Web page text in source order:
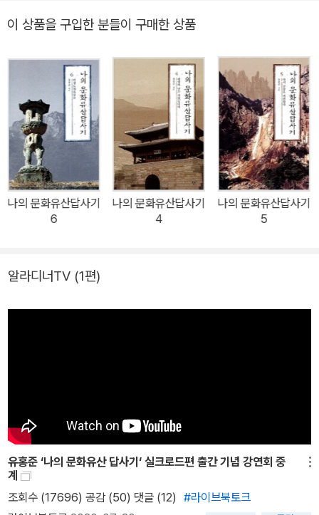
관객》, 답사기로 《나의 문화유산 답사기》 시리즈, 《국토박물관 순례》
등이 있다. 간행물윤리위 출판저작상(1998), 제18회 만해문학상(2
003) 등을 수상했다.
그 깊이와 집중도 또한 답사기의 새로운 지평을 열었다고 할 정도이
다. 이미 전국민의 휴양지에서 세계적인 관광지로 발돋움한 제주, 누
구나 한번쯤 가보았고 누구나 잘 아는 곳이라 생각하는 제주, 그 구석
구석에 숨어 있는 자연의 아름다움과 문화유산의 가치를 이처럼 총체
적으로 집약해놓은 경우는 찾아보기 힘들다. 이번 제주편 ‘돌하르방
어디 감수광’은 제주에 대한 새로운 발견을 통해서 우리에게 제주를
보는 새로운 눈을 일깨워줄 것이다. ‘제주허씨’를 위한 제주 안내서 국
내 여행안내서 중에서도 제주 안내 책자는 압도적으로 많으며 최근에
는 올레길의 유행과 더불어 제주를 경험하는 다양한 방법이 소개되고
있다. 그러나 아직까지도 제주 여행의 대부분은 유명 관광지 위주로
정이다. 이 책은 차를 빌려 자유롭게 제주를 여행하는 렌터카 이용객,
의 틀에 박힌 여행을 벗어나서 제주의 속살을 만끽하고자 하는 국내
기’는 크게 다섯 부분으로 구성된다. 첫번째 ‘제주답사 일번지’에 등장
오름으로 대표되는 제주의 오름, 돈지할망당·갯것할망당에서 엿볼 수
있는 제주의 신앙, 그리고 제주 해녀의 1/10이 여전히 활동 중인 하도
리의 물질 풍경 등 제주의 자연과 인문의 속살을 고스란히 느낄 수 있
이 상품을 구입한 분들이 구매한 상품
나의 문화유산답사기
6
나의 문화유산답사기
4
나의 문화유산답사기
5
알라디너TV (1편)
유홍준 ‘나의 문화유산 답사기‘ 실크로드편 출간 기념 강연회 중
계
조회수 (17696) 공감 (50) 댓글 (12) #라이브북토크